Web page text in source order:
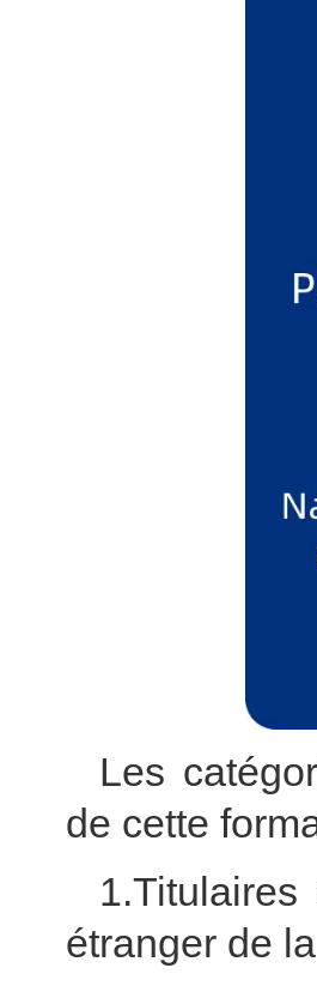
Les
de cette
1.Titulaires
étranger de